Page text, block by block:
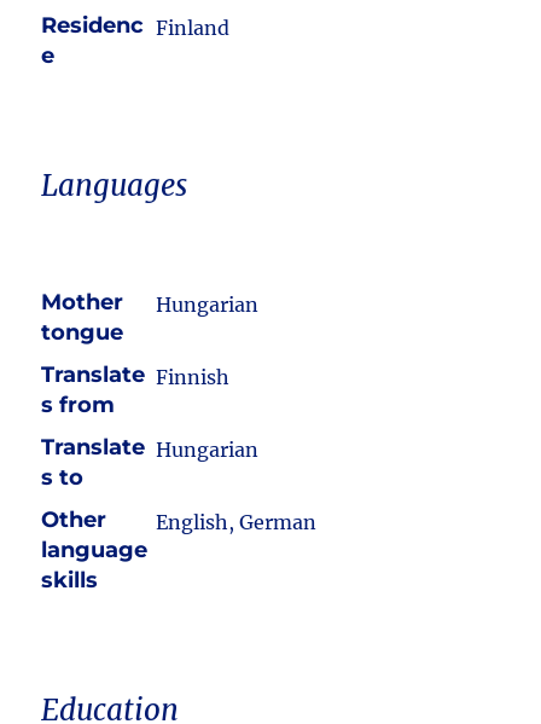
Residenc
e
Finland
Languages
Mother
tongue
Hungarian
Translate
s from
Finnish
Translate
s to
Hungarian
Other
language
skills
English, German
Education